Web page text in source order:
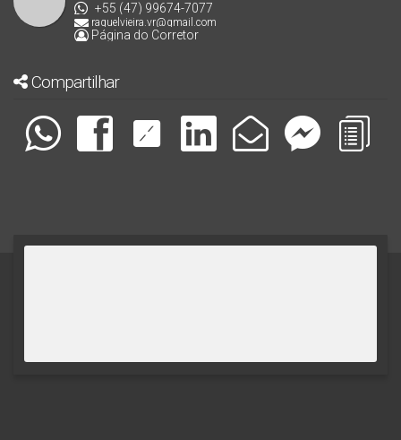
+55 (47) 99674-7077
raquelvieira.vr@gmail.com
Página do Corretor
Compartilhar